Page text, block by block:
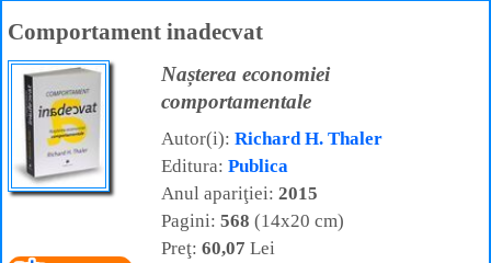
Comportament inadecvat
Nașterea economiei
comportamentale
Autor(i): Richard H. Thaler
Editura: Publica
Anul apariţiei: 2015
Pagini: 568 (14x20 cm)
Preţ: 60,07 Lei